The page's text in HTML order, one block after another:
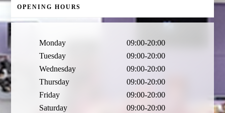
OPENING HOURS
Monday
09:00-20:00
Tuesday
09:00-20:00
Wednesday
09:00-20:00
Thursday
09:00-20:00
Friday
09:00-20:00
Saturday
09:00-20:00